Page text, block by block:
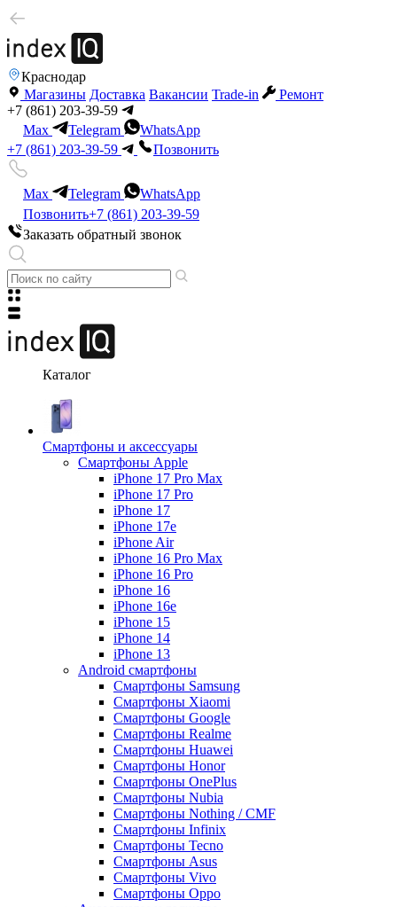
Краснодар
Магазины Доставка Вакансии Trade-in
Ремонт
+7 (861) 203-39-59
Max
Telegram
WhatsApp
+7 (861) 203-39-59
Позвонить
Max Telegram
WhatsApp
Позвонить+7 (861) 203-39-59
Заказать обратный звонок
Каталог
Смартфоны и аксессуары
Смартфоны Apple
iPhone 17 Pro Max
iPhone 17 Pro
iPhone 17
iPhone 17e
iPhone Air
iPhone 16 Pro Max
iPhone 16 Pro
iPhone 16
iPhone 16e
iPhone 15
iPhone 14
iPhone 13
Android cмартфоны
Смартфоны Samsung
Смартфоны Xiaomi
Смартфоны Google
Смартфоны Realme
Смартфоны Huawei
Смартфоны Honor
Смартфоны OnePlus
Смартфоны Nubia
Смартфоны Nothing / CMF
Смартфоны Infinix
Смартфоны Tecno
Смартфоны Asus
Смартфоны Vivo
Смартфоны Oppo